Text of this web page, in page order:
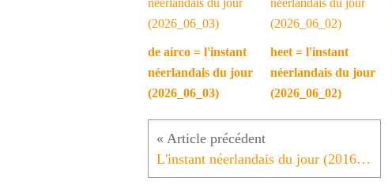
de airco = l'instant
néerlandais du jour
(2026_06_03)
heet = l'instant
néerlandais du jour
(2026_06_02)
L'instant néerlandais du jour (2016_01_15): kanker is vreselijk